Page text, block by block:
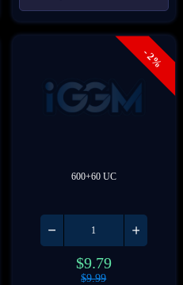
- 2%
600+60 UC
$9.79
$9.99